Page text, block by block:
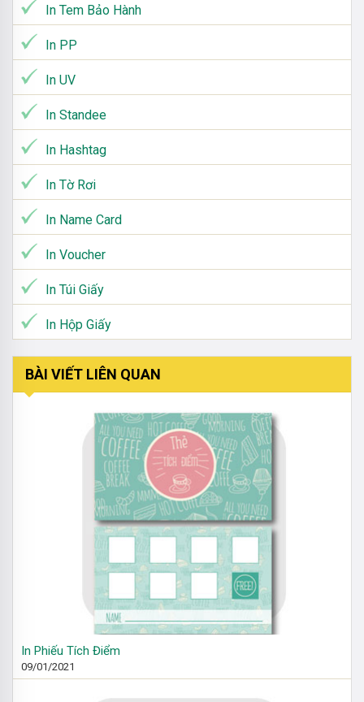
In Tem Bảo Hành
In PP
In UV
In Standee
In Hashtag
In Tờ Rơi
In Name Card
In Voucher
In Túi Giấy
In Hộp Giấy
BÀI VIẾT LIÊN QUAN
In Phiếu Tích Điểm
09/01/2021